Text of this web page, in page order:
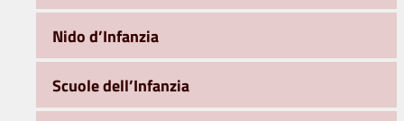
Nido d’Infanzia
Scuole dell’Infanzia